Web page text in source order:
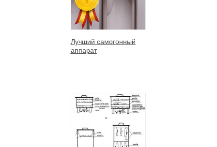
Лучший самогонный
аппарат